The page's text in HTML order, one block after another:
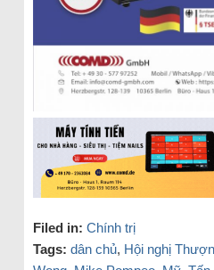
Filed in: Chính trị
Tags: dân chủ, Hội nghị